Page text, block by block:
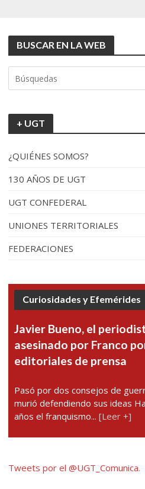
España
BUSCAR EN LA WEB
+ UGT
¿QUIÉNES SOMOS?
130 AÑOS DE UGT
UGT CONFEDERAL
UNIONES TERRITORIALES
FEDERACIONES
Curiosidades y Efemérides
Javier Bueno, el
asesinado por Franco
editoriales de prensa
Pasó por dos consejos de
murió defendiendo sus ideas
años el franquismo...[Leer +]
Tweets por el @UGT_Comunica.